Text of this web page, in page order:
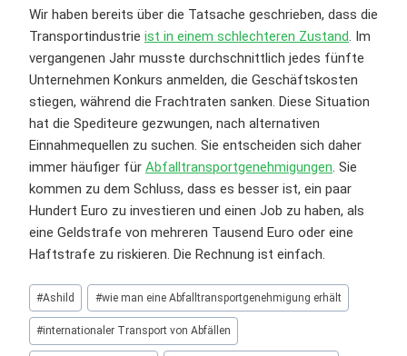
Wir haben bereits über die Tatsache geschrieben, dass die
Transportindustrie ist in einem schlechteren Zustand. Im
vergangenen Jahr musste durchschnittlich jedes fünfte
Unternehmen Konkurs anmelden, die Geschäftskosten
stiegen, während die Frachtraten sanken. Diese Situation
hat die Spediteure gezwungen, nach alternativen
Einnahmequellen zu suchen. Sie entscheiden sich daher
immer häufiger für Abfalltransportgenehmigungen. Sie
kommen zu dem Schluss, dass es besser ist, ein paar
Hundert Euro zu investieren und einen Job zu haben, als
eine Geldstrafe von mehreren Tausend Euro oder eine
Haftstrafe zu riskieren. Die Rechnung ist einfach.
Schlagworte:
#Ashild #wie man eine Abfalltransportgenehmigung erhält
#internationaler Transport von Abfällen